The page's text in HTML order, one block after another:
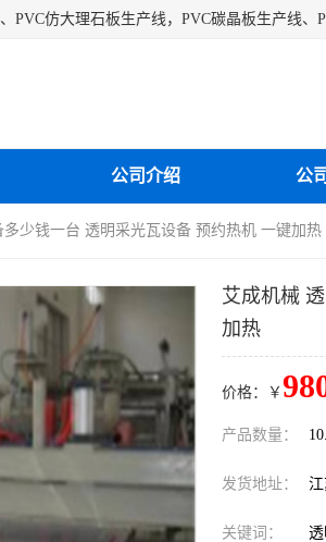
公司介绍 公
少钱一台 透明采光瓦设备 预约热机 一键加热
艾成机械
加热
价格：￥
产品数量：
发货地址：
关键词：